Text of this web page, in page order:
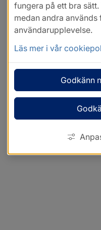
fungera på ett bra
medan andra
användarupplevelse.
Läs mer i vår
Godkänn